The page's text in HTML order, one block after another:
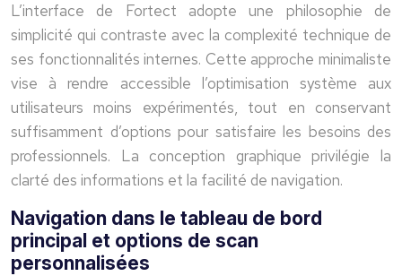
L’interface de Fortect adopte une philosophie de
simplicité qui contraste avec la complexité technique de
ses fonctionnalités internes. Cette approche minimaliste
vise à rendre accessible l’optimisation système aux
utilisateurs moins expérimentés, tout en conservant
suffisamment d’options pour satisfaire les besoins des
professionnels. La conception graphique privilégie la
clarté des informations et la facilité de navigation.
Navigation dans le tableau de bord
principal et options de scan
personnalisées